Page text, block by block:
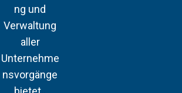
ng und
Verwaltung
aller
Unternehme
nsvorgänge